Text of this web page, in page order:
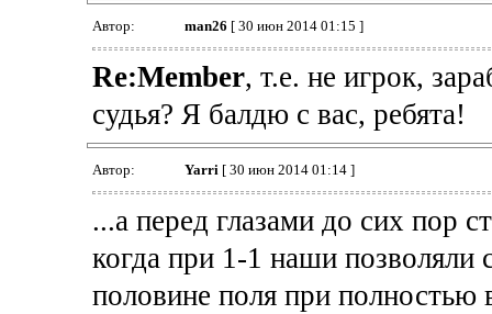
Автор: man26 [ 30 июн 2014 01:15 ]
Re:Member, т.е. не игрок,
судья? Я балдю с вас, ребята!
Автор: Yarri [ 30 июн 2014 01:14 ]
...а перед глазами до сих пор
когда при 1-1 наши позволяли
половине поля при полностью